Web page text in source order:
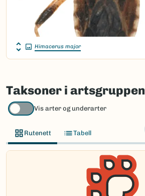
Himacerus major
Taksoner i artsgruppen
Vis arter og underarter
Rutenett Tabell